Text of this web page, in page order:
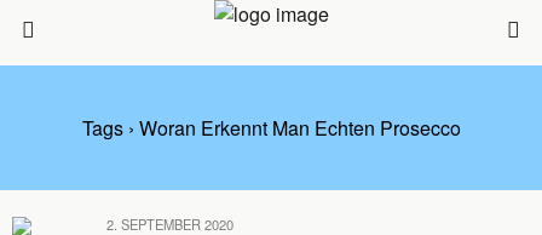
Tags › Woran Erkennt Man Echten Prosecco
2. SEPTEMBER 2020